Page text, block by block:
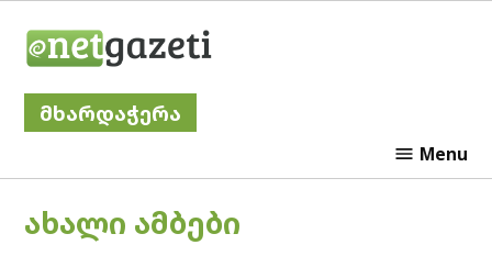
მხარდაჭერა
Menu
POSTED
ᲐᲮᲐᲚᲘ ᲐᲛᲑᲔᲑᲘ